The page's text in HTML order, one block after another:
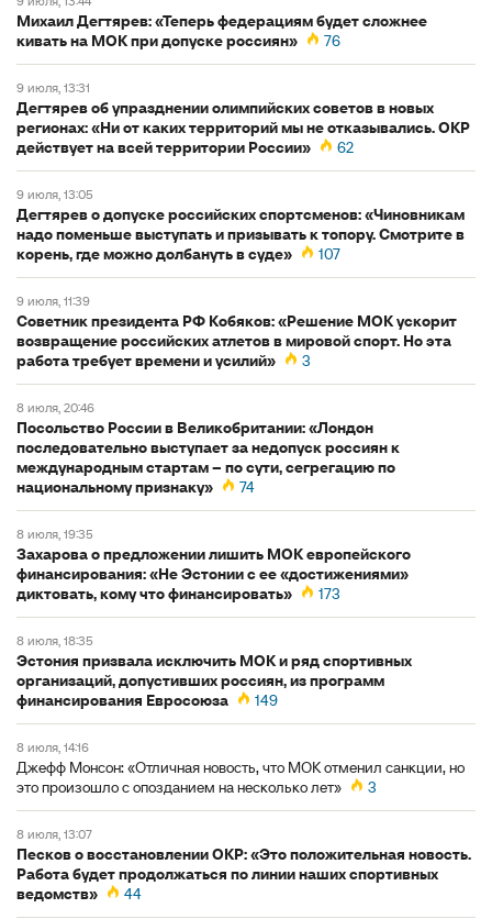
Михаил Дегтярев: «Теперь федерациям будет сложнее
кивать на МОК при допуске россиян»
76
9 июля, 13:31
Дегтярев об упразднении олимпийских советов в новых
регионах: «Ни от каких территорий мы не отказывались. ОКР
действует на всей территории России»
62
9 июля, 13:05
Дегтярев о допуске российских спортсменов: «Чиновникам
надо поменьше выступать и призывать к топору. Смотрите в
корень, где можно долбануть в суде»
107
9 июля, 11:39
Советник президента РФ Кобяков: «Решение МОК ускорит
возвращение российских атлетов в мировой спорт. Но эта
работа требует времени и усилий»
3
8 июля, 20:46
Посольство России в Великобритании: «Лондон
последовательно выступает за недопуск россиян к
международным стартам – по сути, сегрегацию по
национальному признаку»
74
8 июля, 19:35
Захарова о предложении лишить МОК европейского
финансирования: «Не Эстонии с ее «достижениями»
диктовать, кому что финансировать»
173
8 июля, 18:35
Эстония призвала исключить МОК и ряд спортивных
организаций, допустивших россиян, из программ
финансирования Евросоюза
149
8 июля, 14:16
Джефф Монсон: «Отличная новость, что МОК отменил санкции, но
это произошло с опозданием на несколько лет»
3
8 июля, 13:07
Песков о восстановлении ОКР: «Это положительная новость.
Работа будет продолжаться по линии наших спортивных
ведомств»
44